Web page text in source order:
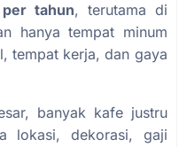
tahun, terutama di
hanya tempat minum
tempat kerja, dan gaya
banyak kafe justru
lokasi, dekorasi, gaji